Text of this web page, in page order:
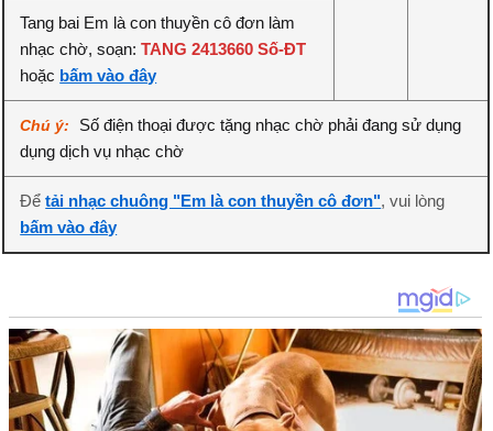
Tang bai Em là con thuyền cô đơn làm
nhạc chờ, soạn:TANG 2413660 Số-ĐT
hoặc bấm vào đây
Chú ý:
Số điện thoại được tặng nhạc chờ phải đang sử dụng
dụng dịch vụ nhạc chờ
Đểtải nhạc chuông "Em là con thuyền cô đơn", vui lòng
bấm vào đây